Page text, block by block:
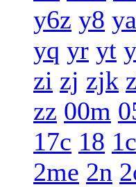
y6z y8 ya
yq yr yt
zi zj zjk
zz 00m
17c 18 1c
2me 2n